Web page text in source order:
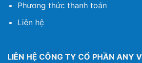
Phương thức thanh toán
Liên hệ
LIÊN HỆ CÔNG TY CỔ PHẦN ANY